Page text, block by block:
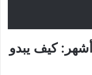
الترابط في عمر 3-6 أشهر: كيف يبدو